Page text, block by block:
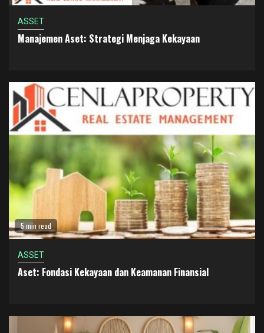
ASSET
Manajemen Aset: Strategi Menjaga Kekayaan
5 min read
ASSET
Aset: Fondasi Kekayaan dan Keamanan Finansial